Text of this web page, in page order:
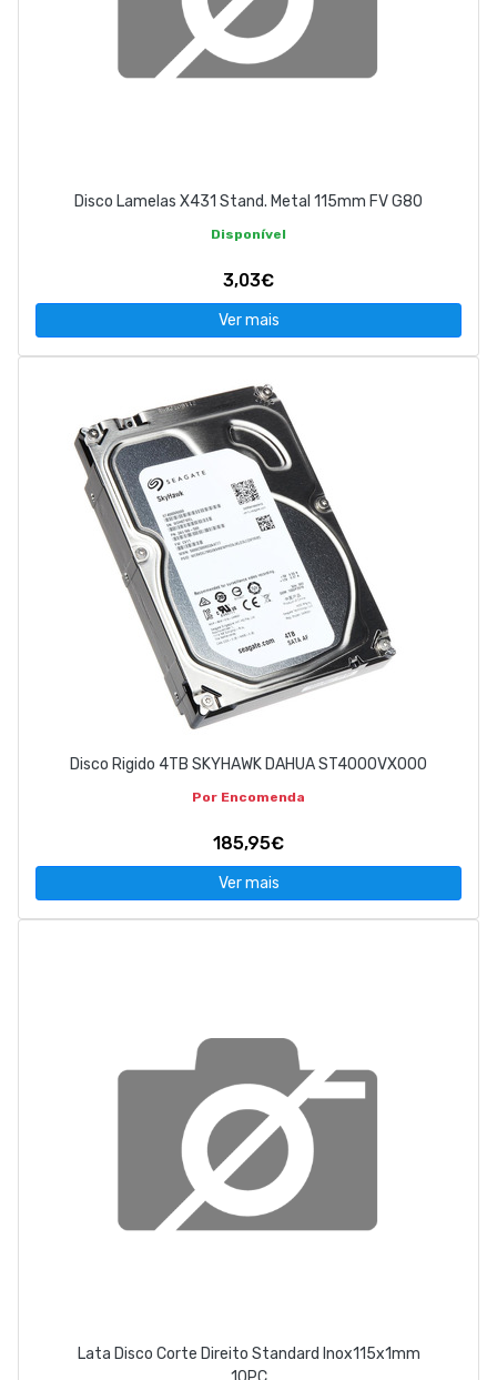
Disco Lamelas X431 Stand. Metal 115mm FV G80
Disponível
3,03€
Ver mais
Disco Rigido 4TB SKYHAWK DAHUA ST4000VX000
Por Encomenda
185,95€
Ver mais
Lata Disco Corte Direito Standard Inox115x1mm